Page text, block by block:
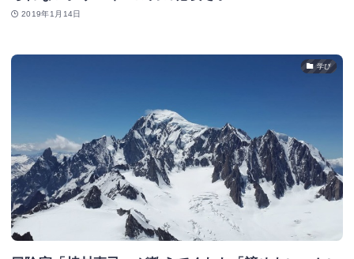
2019年1月14日
学び